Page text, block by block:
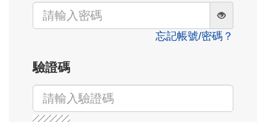
忘記帳號/密碼？
驗證碼